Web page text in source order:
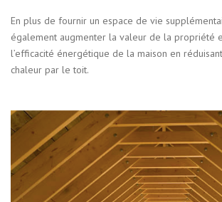
En plus de fournir un espace de vie
également augmenter la valeur de la propriété
l’efficacité énergétique de la maison en
chaleur par le toit.